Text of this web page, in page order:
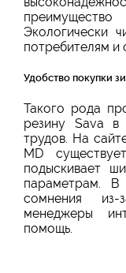
Экологически
потребителям
Удобство покупки
Такого рода
резину Sava в
трудов. На
MD
подыскивает
параметрам.
сомнения
менеджеры
помощь.